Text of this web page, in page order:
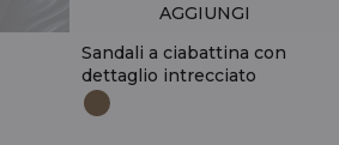
Sandali a ciabattina con
dettaglio intrecciato
AGGIUNGI